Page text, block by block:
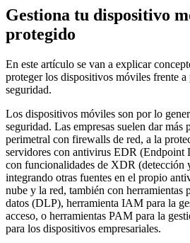
Gestiona tu dispositivo
protegido
En este artículo se van a explicar
proteger los dispositivos móviles frente a
seguridad.
Los dispositivos móviles son por lo
seguridad. Las empresas suelen dar
perimetral con firewalls de red, a la
servidores con antivirus EDR (Endpoint
con funcionalidades de XDR (detección
integrando otras fuentes en el propio
nube y la red, también con herramientas
datos (DLP), herramienta IAM para la
acceso, o herramientas PAM para la
para los dispositivos empresariales.